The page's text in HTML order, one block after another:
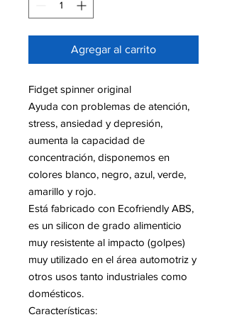
Agregar al carrito
Fidget spinner original
Ayuda con problemas de atención,
stress, ansiedad y depresión,
aumenta la capacidad de
concentración, disponemos en
colores blanco, negro, azul, verde,
amarillo y rojo.
Está fabricado con Ecofriendly ABS,
es un silicon de grado alimenticio
muy resistente al impacto (golpes)
muy utilizado en el área automotriz y
otros usos tanto industriales como
domésticos.
Características: